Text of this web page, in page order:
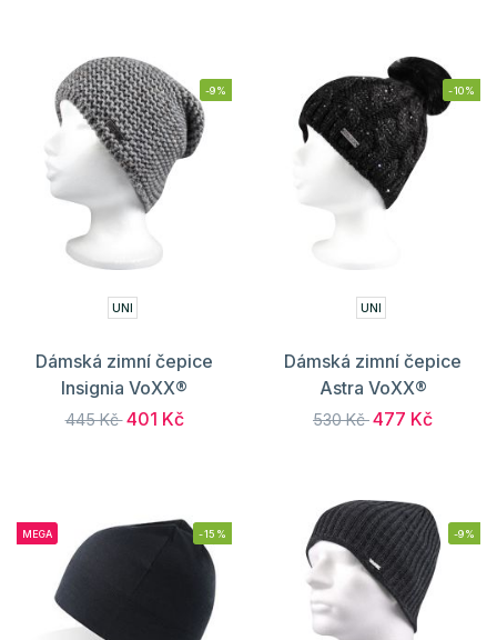
-9%
UNI
Dámská zimní čepice
Insignia VoXX®
445 Kč 401 Kč
-10%
UNI
Dámská zimní čepice
Astra VoXX®
530 Kč477 Kč
MEGA -15% -9%